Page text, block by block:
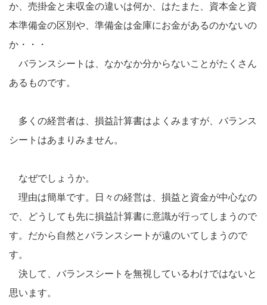
か、売掛金と未収金の違いは何か、はたまた、資本金と資
本準備金の区別や、準備金は金庫にお金があるのかないの
か・・・
バランスシートは、なかなか分からないことがたくさん
あるものです。
多くの経営者は、損益計算書はよくみますが、バランス
シートはあまりみません。
なぜでしょうか。
理由は簡単です。日々の経営は、損益と資金が中心なの
で、どうしても先に損益計算書に意識が行ってしまうので
す。だから自然とバランスシートが遠のいてしまうので
す。
決して、バランスシートを無視しているわけではないと
思います。